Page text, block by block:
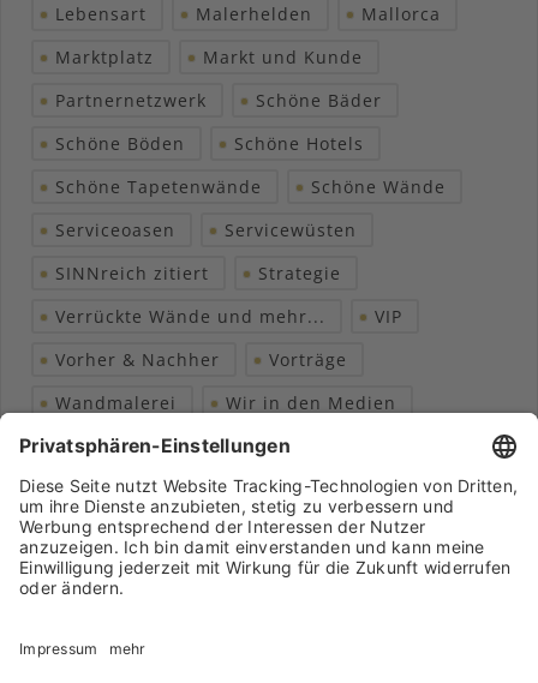
Lebensart
Malerhelden
Mallorca
Marktplatz
Markt und Kunde
Partnernetzwerk
Schöne Bäder
Schöne Böden
Schöne Hotels
Schöne Tapetenwände
Schöne Wände
Serviceoasen
Servicewüsten
SINNreich zitiert
Strategie
Verrückte Wände und mehr...
VIP
Vorher & Nachher
Vorträge
Wandmalerei
Wir in den Medien
Wohngesundheit
Markenpartner